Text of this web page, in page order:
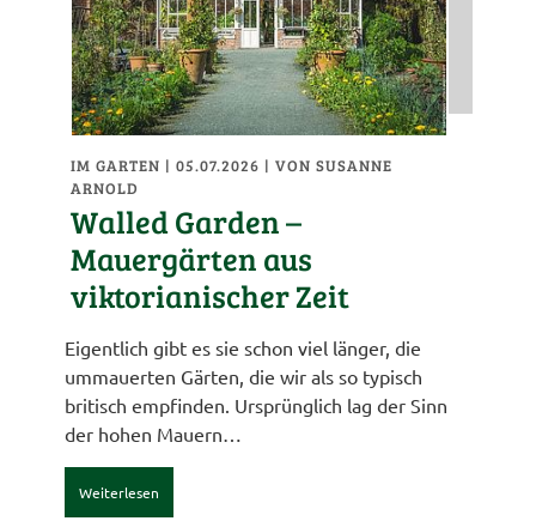
IM GARTEN | 05.07.2026 |VON SUSANNE
ARNOLD
Walled Garden –
Mauergärten aus
viktorianischer Zeit
Eigentlich gibt es sie schon viel länger, die
ummauerten Gärten, die wir als so typisch
britisch empfinden. Ursprünglich lag der Sinn
der hohen Mauern…
Weiterlesen